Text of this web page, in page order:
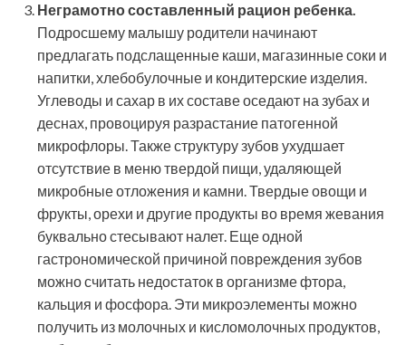
Неграмотно составленный рацион ребенка.
Подросшему малышу родители начинают
предлагать подслащенные каши, магазинные соки и
напитки, хлебобулочные и кондитерские изделия.
Углеводы и сахар в их составе оседают на зубах и
деснах, провоцируя разрастание патогенной
микрофлоры. Также структуру зубов ухудшает
отсутствие в меню твердой пищи, удаляющей
микробные отложения и камни. Твердые овощи и
фрукты, орехи и другие продукты во время жевания
буквально стесывают налет. Еще одной
гастрономической причиной повреждения зубов
можно считать недостаток в организме фтора,
кальция и фосфора. Эти микроэлементы можно
получить из молочных и кисломолочных продуктов,